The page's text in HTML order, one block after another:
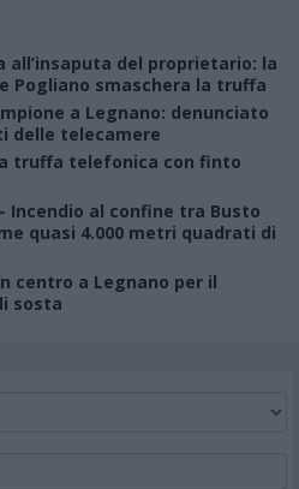
all’insaputa del proprietario: la
Pogliano smaschera la truffa
a Legnano: denunciato
delle telecamere
truffa telefonica con finto
- Incendio al confine tra Busto
quasi 4.000 metri quadrati di
centro a Legnano per il
sosta